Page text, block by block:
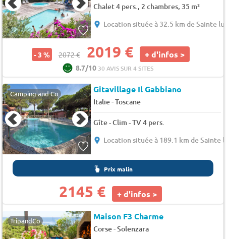
Chalet 4 pers., 2 chambres, 35 m²
Location située à 32.5 km de Sainte
- 3 % 2072 € 2019 € + d'infos >
8.7/10 30 AVIS SUR 4 SITES
Camping and Co Gitavillage Il Gabbiano
Italie-Toscane
Gîte - Clim - TV 4 pers.
Location située à 189.1 km de Sainte
Prix malin
2145 € + d'infos >
TripandCo Maison F3 Charme
Corse-Solenzara